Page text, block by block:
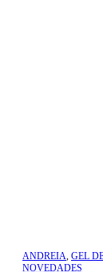
ANDREIA, GEL
NOVEDADES